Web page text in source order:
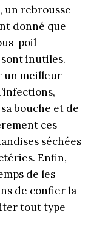
un rebrousse-
donné que
poil
inutiles.
un meilleur
bouche et de
ces
séchées
Enfin,
de les
de confier la
tout type